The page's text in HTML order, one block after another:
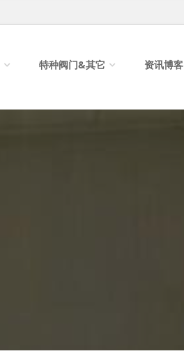
特种阀门&其它 资讯博客